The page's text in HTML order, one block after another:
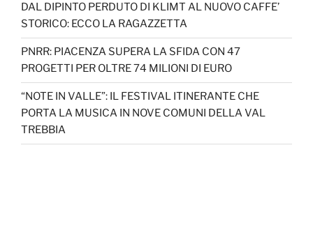
DAL DIPINTO PERDUTO DI KLIMT AL NUOVO CAFFE’
STORICO: ECCO LA RAGAZZETTA
PNRR: PIACENZA SUPERA LA SFIDA CON 47
PROGETTI PER OLTRE 74 MILIONI DI EURO
“NOTE IN VALLE”: IL FESTIVAL ITINERANTE CHE
PORTA LA MUSICA IN NOVE COMUNI DELLA VAL
TREBBIA